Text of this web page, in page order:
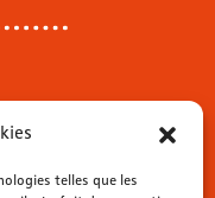
telles que les